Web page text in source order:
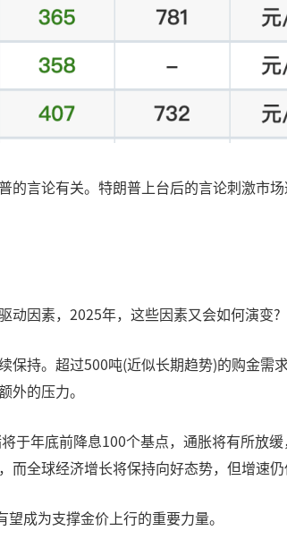
言论有关。特朗普上台后的言论刺激市
动因素，2025年，这些因素又会如何演变?
持。超过500吨(近似长期趋势)的购金
的压力。
于年底前降息100个基点，通胀将有所放
全球经济增长将保持向好态势，但增速仍
成为支撑金价上行的重要力量。